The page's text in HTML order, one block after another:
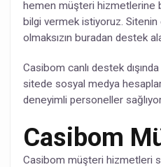
hemen müşteri hizmetlerine
bilgi vermek istiyoruz.
olmaksızın buradan destek
Casibom canlı destek
sitede sosyal medya
deneyimli personeller
Casibom
Casibom müşteri hizmetleri